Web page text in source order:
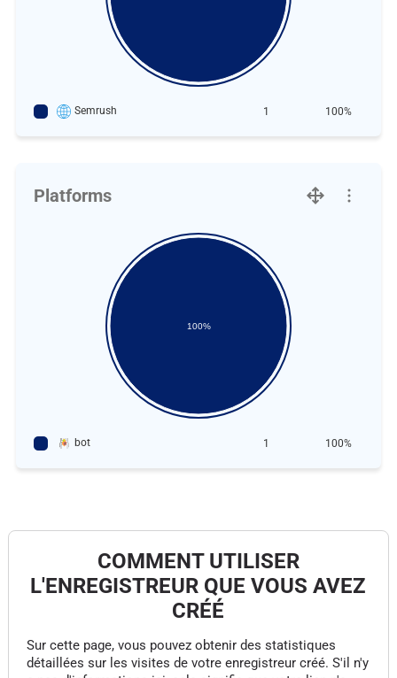
Semrush 1 100%
Platforms
100%
bot 1 100%
COMMENT UTILISER
L'ENREGISTREUR QUE VOUS AVEZ
CRÉÉ
Sur cette page, vous pouvez obtenir des statistiques
détaillées sur les visites de votre enregistreur créé. S'il n'y